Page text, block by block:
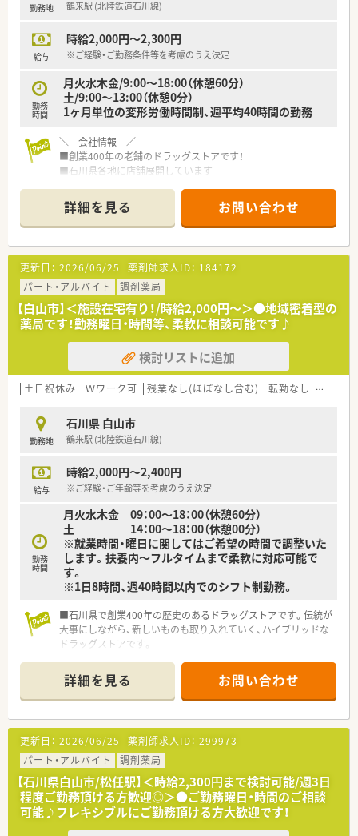
業務に集中できます。
勤務地 鶴来駅 (北陸鉄道石川線)
給与
時給2,000円～2,300円
※ご経験・ご勤務条件等を考慮のうえ決定
勤務
時間
月火水木金/9:00～18:00（休憩60分）
土/9:00～13:00（休憩0分）
1ヶ月単位の変形労働時間制、週平均40時間の勤務
＼ 会社情報 ／
■創業400年の老舗のドラッグストアです！
■石川県各地に店舗展開しています
＼ 薬局情報 ／
■駅徒歩10分程度に位置しており、公共交通機関でも通勤可能
です！もちろんお車通勤も◎
■総合病院門前の店舗です。幅広い科目に対応しており、スキル
アップしたい方にオススメ！
■OTCも扱っております◎OTCも経験したい方は必見です
■18時閉局の店舗です！プライベートも充実できる環境です
■薬剤師は常時複数名体制！安心してご勤務いただけます
詳細を見る お問い合わせ
更新日： 2026/06/25 薬剤師求人ID： 184172
パート・アルバイト
調剤薬局
【白山市】＜施設在宅有り！/時給2,000円～＞●地域密着型の
薬局です！勤務曜日・時間等、柔軟に相談可能です♪
検討リストに追加
土日祝休み Ｗワーク可 残業なし(ほぼなし含む) 転勤なし 車通勤
勤務地
石川県 白山市
鶴来駅 (北陸鉄道石川線)
給与
時給2,000円～2,400円
※ご経験・ご年齢等を考慮のうえ決定
勤務
時間
月火水木金 09：00～18：00（休憩60分）
土 14：00～18：00（休憩00分）
※就業時間・曜日に関してはご希望の時間で調整いた
します。扶養内～フルタイムまで柔軟に対応可能で
す。
※1日8時間、週40時間以内でのシフト制勤務。
■石川県で創業400年の歴史のあるドラッグストアです。伝統が
大事にしながら、新しいものも取り入れていく、ハイブリッドな
ドラッグストアです。
す。
詳細を見る お問い合わせ
更新日： 2026/06/25 薬剤師求人ID： 299973
パート・アルバイト
調剤薬局
【石川県白山市/松任駅】＜時給2,300円まで検討可能/週3日
程度ご勤務頂ける方歓迎◎＞●ご勤務曜日・時間のご相談
可能♪フレキシブルにご勤務頂ける方大歓迎です！